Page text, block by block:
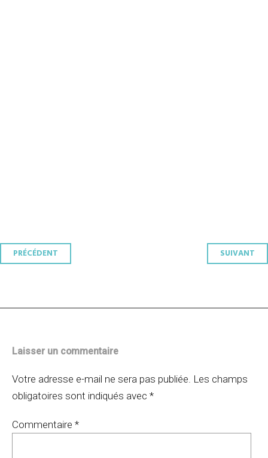
Navigation
PRÉCÉDENT SUIVANT
Laisser un commentaire
Votre adresse e-mail ne sera pas publiée. Les champs
obligatoires sont indiqués avec *
Commentaire *